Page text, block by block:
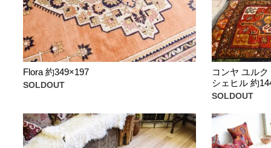
Flora 約349×197
SOLDOUT
コンヤ ユル
シェヒル 約
SOLDOUT